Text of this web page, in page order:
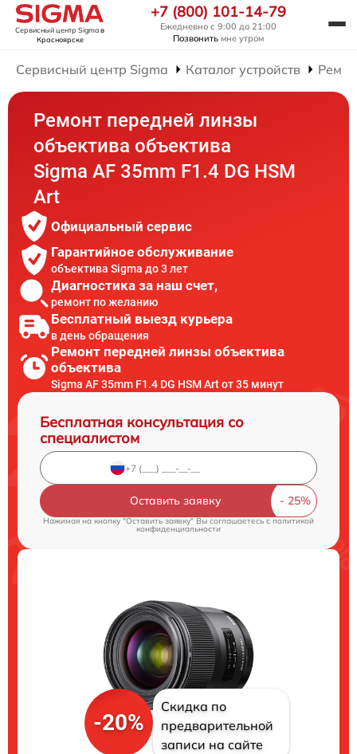
Сервисный центр Sigmaв
Красноярске
+7 (800) 101-14-79
Ежедневно с 9:00 до 21:00
Позвонить мне утром
Сервисный центр Sigma Каталог устройств
Ремонт передней линзы
объектива объектива
Sigma AF 35mm F1.4 DG HSM
Art
Официальный сервис
Гарантийное обслуживание
объектива Sigma до 3 лет
Диагностика за наш счет,
ремонт по желанию
Бесплатный выезд курьера
в день обращения
Ремонт передней линзы объектива
объектива
Sigma AF 35mm F1.4 DG HSM Art от 35 минут
Бесплатная консультация со
специалистом
Оставить заявку
Нажимая на кнопку "Оставить заявку" Вы соглашаетесь c политикой
конфиденциальности
-20%
Скидка по
предварительной
записи на сайте